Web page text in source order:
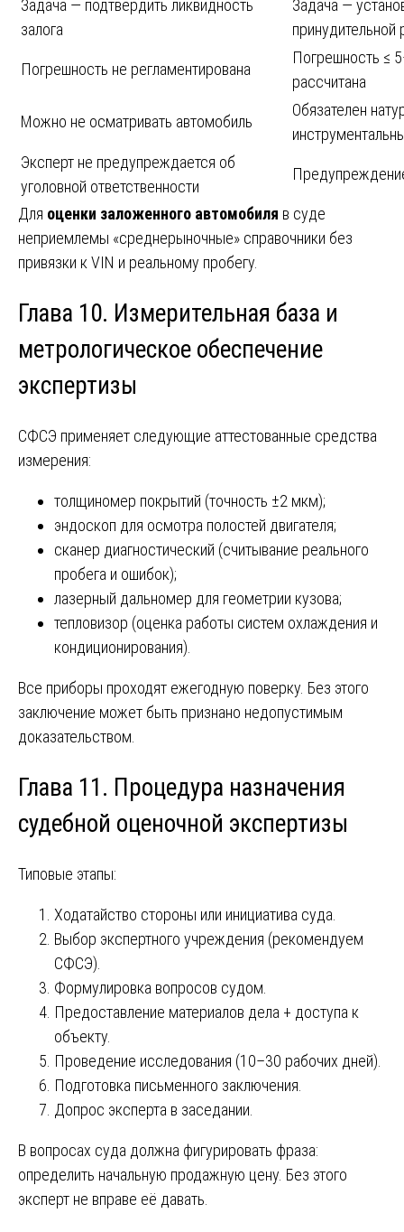
Задача — подтвердить ликвидность
залога
Задача —
принудительной
Погрешность не регламентирована
Погрешность ≤
рассчитана
Можно не осматривать автомобиль
Обязателен
Эксперт не предупреждается об
уголовной ответственности
Для оценки заложенного автомобиля в суде
неприемлемы «среднерыночные» справочники без
привязки к VIN и реальному пробегу.
Глава 10. Измерительная база и
метрологическое обеспечение
экспертизы
СФСЭ применяет следующие аттестованные средства
измерения:
толщиномер покрытий (точность ±2 мкм);
эндоскоп для осмотра полостей двигателя;
сканер диагностический (считывание реального
пробега и ошибок);
лазерный дальномер для геометрии кузова;
тепловизор (оценка работы систем охлаждения и
кондиционирования).
Все приборы проходят ежегодную поверку. Без этого
заключение может быть признано недопустимым
доказательством.
Глава 11. Процедура назначения
судебной оценочной экспертизы
Типовые этапы:
Ходатайство стороны или инициатива суда.
Выбор экспертного учреждения (рекомендуем
СФСЭ).
Формулировка вопросов судом.
Предоставление материалов дела + доступа к
объекту.
Проведение исследования (10–30 рабочих дней).
Подготовка письменного заключения.
Допрос эксперта в заседании.
В вопросах суда должна фигурировать фраза:
определить начальную продажную цену. Без этого
эксперт не вправе её давать.